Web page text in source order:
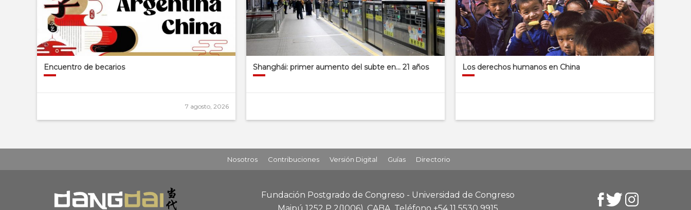
Encuentro de becarios
7 agosto, 2026
Shanghái: primer aumento del subte en… 21 años Los derechos humanos en China
Nosotros Contribuciones Versión Digital Guías Directorio
Fundación Postgrado de Congreso - Universidad de Congreso